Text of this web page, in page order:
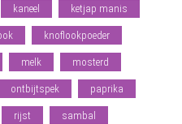
kaneel ketjap manis
knoflookpoeder
melk mosterd
ontbijtspek paprika
rijst sambal